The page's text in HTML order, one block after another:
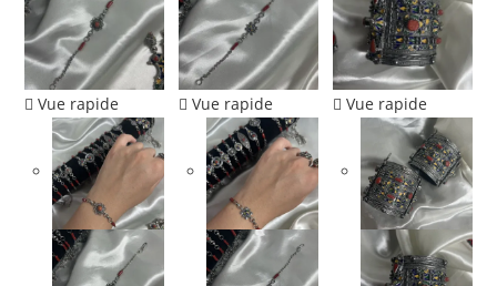
Vue rapide Vue rapide Vue rapide